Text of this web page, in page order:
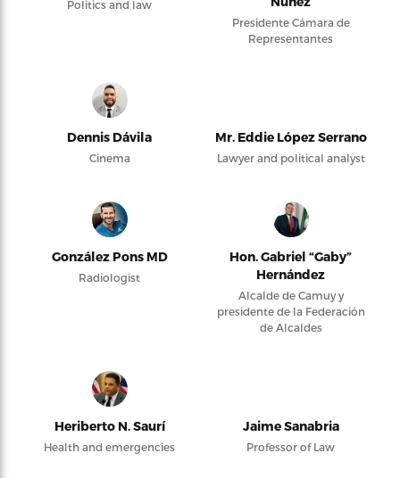
Politics and law
Presidente Cámara de
Representantes
Dennis Dávila
Cinema
Mr. Eddie López Serrano
Lawyer and political analyst
González Pons MD
Radiologist
Hon. Gabriel “Gaby”
Hernández
Alcalde de Camuy y
presidente de la Federación
de Alcaldes
Heriberto N. Saurí
Health and emergencies
Jaime Sanabria
Professor of Law